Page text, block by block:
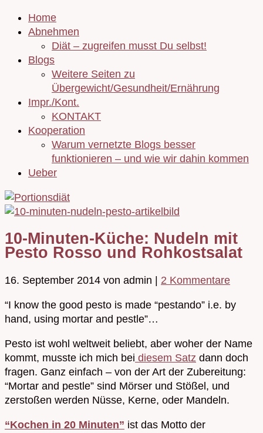
Home
Abnehmen
Diät – zugreifen musst Du selbst!
Blogs
Weitere Seiten zu
Übergewicht/Gesundheit/Ernährung
Impr./Kont.
KONTAKT
Kooperation
Warum vernetzte Blogs besser
funktionieren – und wie wir dahin kommen
Ueber
10-Minuten-Küche: Nudeln mit
Pesto Rosso und Rohkostsalat
16. September 2014 von admin | 2 Kommentare
“I know the good pesto is made “pestando” i.e. by
hand, using mortar and pestle”…
Pesto ist wohl weltweit beliebt, aber woher der Name
kommt, musste ich mich bei diesem Satz dann doch
fragen. Ganz einfach – von der Art der Zubereitung:
“Mortar and pestle” sind Mörser und Stößel, und
zerstoßen werden Nüsse, Kerne, oder Mandeln.
“Kochen in 20 Minuten” ist das Motto der